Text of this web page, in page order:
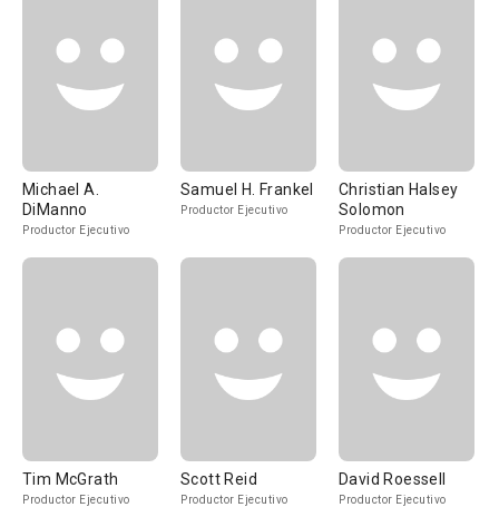
Michael A.
DiManno
Productor Ejecutivo
Samuel H. Frankel
Productor Ejecutivo
Christian Halsey
Solomon
Productor Ejecutivo
Tim McGrath
Productor Ejecutivo
Scott Reid
Productor Ejecutivo
David Roessell
Productor Ejecutivo